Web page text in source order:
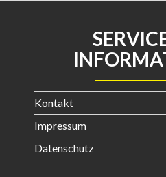
Kontakt
Impressum
Datenschutz